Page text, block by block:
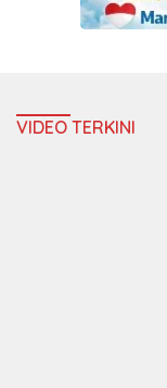
VIDEO TERKINI